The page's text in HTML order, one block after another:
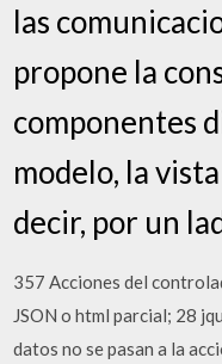
las
propone la
componentes
modelo, la
decir, por un
357 Acciones del
JSON o html parcial; 28
datos no se pasan a la